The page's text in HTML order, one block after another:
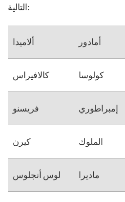
التالية:
ألاميدا أمادور
كالافيراس كولوسا
فريسنو إمبراطوري
كيرن الملوك
لوس أنجلوس ماديرا